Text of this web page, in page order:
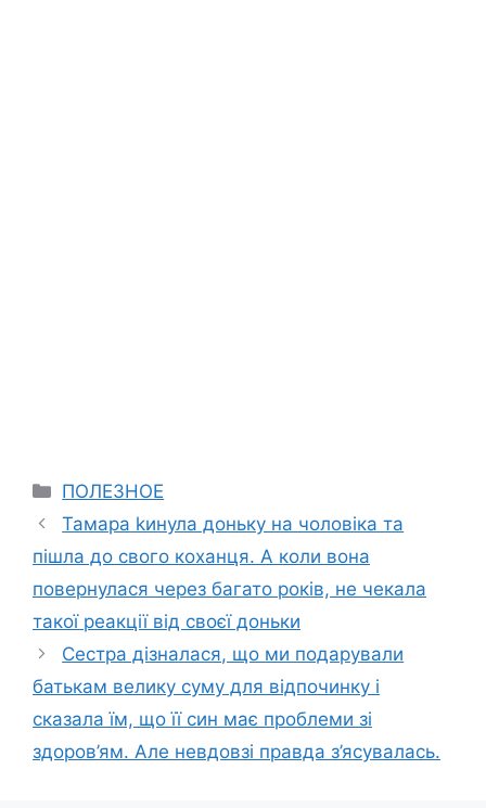
Categories
ПОЛЕЗНОЕ
Тамара kинула доньку на чоловіка та
пішла до свого коханця. А коли вона
повернулася через багато років, не чекала
такої реакції від своєї доньки
Сестра дізналася, що ми подарували
батькам велику суму для відпочинку і
сказала їм, що її син має проблеми зі
здоров’ям. Але невдовзі правда з’ясувалась.